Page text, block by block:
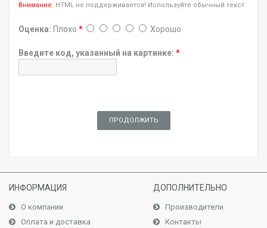
Внимание: HTML не поддерживается! Используйте обычный текст.
Оценка: Плохо * Хорошо
Введите код, указанный на картинке: *
ПРОДОЛЖИТЬ
ИНФОРМАЦИЯ
О компании
Оплата и доставка
ДОПОЛНИТЕЛЬНО
Производители
Контакты